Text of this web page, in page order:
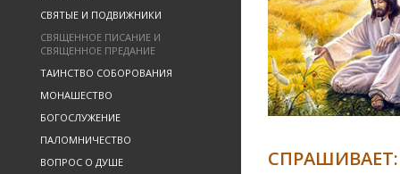
СВЯТЫЕ И ПОДВИЖНИКИ
СВЯЩЕННОЕ ПИСАНИЕ И
СВЯЩЕННОЕ ПРЕДАНИЕ
ТАИНСТВО СОБОРОВАНИЯ
МОНАШЕСТВО
БОГОСЛУЖЕНИЕ
ПАЛОМНИЧЕСТВО
ВОПРОС О ДУШЕ
СПРАШИВАЕТ: